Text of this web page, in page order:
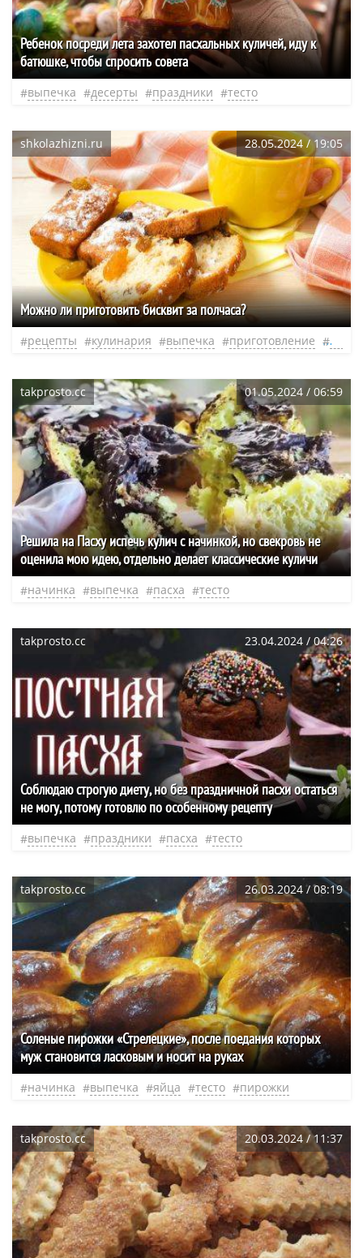
Ребенок посреди лета захотел пасхальных куличей, иду к
батюшке, чтобы спросить совета
выпечка десерты праздники тесто
shkolazhizni.ru 28.05.2024 / 19:05
Можно ли приготовить бисквит за полчаса?
рецепты кулинария выпечка приготовление торт
takprosto.cc 01.05.2024 / 06:59
Решила на Пасху испечь кулич с начинкой, но свекровь не
оценила мою идею, отдельно делает классические куличи
начинка выпечка пасха тесто
takprosto.cc 23.04.2024 / 04:26
Соблюдаю строгую диету, но без праздничной пасхи остаться
не могу, потому готовлю по особенному рецепту
выпечка праздники пасха тесто
takprosto.cc 26.03.2024 / 08:19
Соленые пирожки «Стрелецкие», после поедания которых
муж становится ласковым и носит на руках
начинка выпечка яйца тесто пирожки
takprosto.cc 20.03.2024 / 11:37